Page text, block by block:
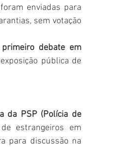
enviadas para
sem votação
debate em
pública de
da PSP (Polícia de
estrangeiros em
para discussão na